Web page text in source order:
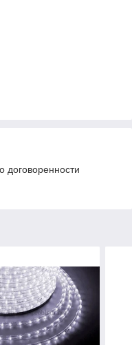
договоренности